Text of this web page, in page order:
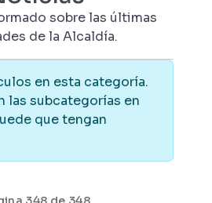
sobre las últimas
de la Alcaldía.
en esta categoría.
las subcategorías en
que tengan